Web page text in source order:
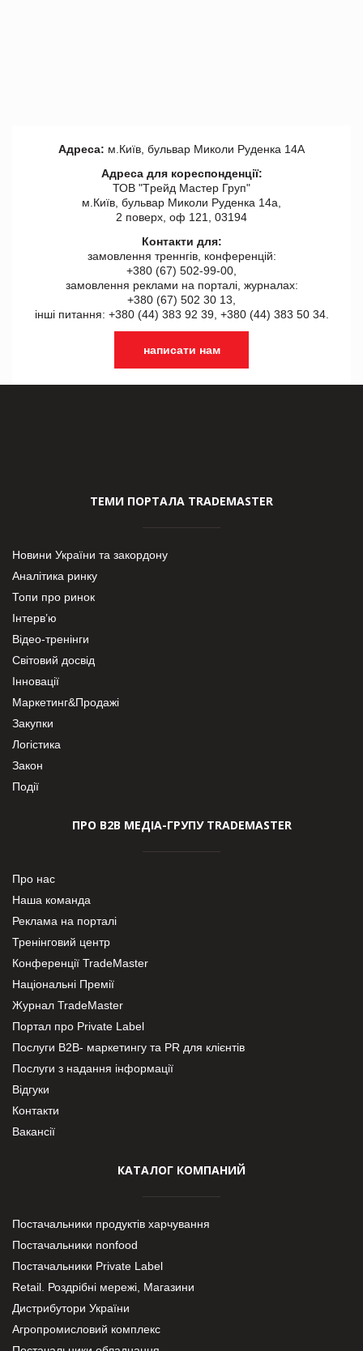
Адреса: м.Київ, бульвар Миколи Руденка 14А
Адреса для кореспонденції:
ТОВ "Tрейд Мастер Груп"
м.Київ, бульвар Миколи Руденка 14а,
2 поверх, оф 121, 03194
Контакти для:
замовлення треннгів, конференцій:
+380 (67) 502-99-00,
замовлення реклами на порталі, журналах:
+380 (67) 502 30 13,
інші питання: +380 (44) 383 92 39, +380 (44) 383 50 34.
написати нам
ТЕМИ ПОРТАЛА TRADEMASTER
Новини України та закордону
Аналітика ринку
Топи про ринок
Інтерв’ю
Відео-тренінги
Світовий досвід
Інновації
Маркетинг&Продажі
Закупки
Логістика
Закон
Події
ПРО В2В МЕДІА-ГРУПУ TRADEMASTER
Про нас
Наша команда
Реклама на порталі
Тренінговий центр
Конференції TradeMaster
Національні Премії
Журнал TradeMaster
Портал про Private Label
Послуги В2В- маркетингу та PR для клієнтів
Послуги з надання інформації
Відгуки
Контакти
Вакансії
КАТАЛОГ КОМПАНИЙ
Постачальники продуктів харчування
Постачальники nonfood
Постачальники Private Label
Retail. Роздрібні мережі, Магазини
Дистрибутори України
Агропромисловий комплекс